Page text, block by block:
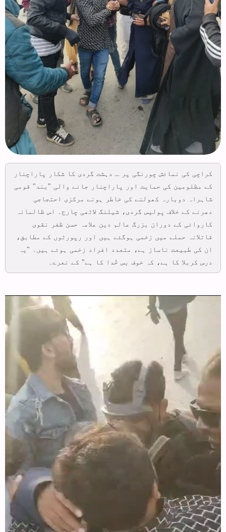
کراچی کی نمائش چورنگی پر ـ دہشت گردی کا شکار پاراچنار
کے مظلومین کی حمایت اور پاراچنار جانے والی "بند" قومی
شاہراہ دوبارہ کھولنے کی خاطر ہونے مرکزی احتجاجی
دھرنے کے خلاف پولیس گردی، شیلنگ لاٹھی چارج۔ اس ظالمانہ
کاروائی کے دوران بزرگ عالم دین علامہ حسن ظفر نقوی
قاتلانہ حملے میں زخمی ہوگئے ہیں اور رپورٹوں کے مطابق،
ان کی طبیعت ناساز ہے، متعدد افراد زخمی ہوئے ہیں۔ "یہ
درس کربلا کا ہے، کہ خوف بس خُدا کا ہے" کے نعرے۔